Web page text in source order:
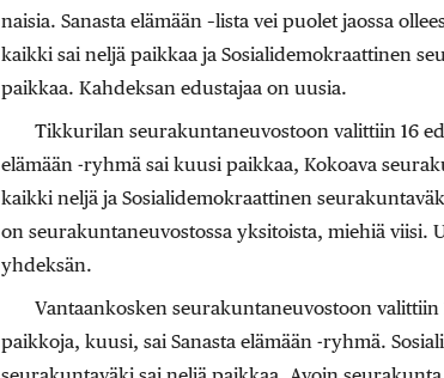
naisia. Sanasta elämään –lista vei puolet jaossa
kaikki sai neljä paikkaa ja Sosialidemokraattinen
paikkaa. Kahdeksan edustajaa on uusia.
Tikkurilan seurakuntaneuvostoon valittiin 16
elämään -ryhmä sai kuusi paikkaa, Kokoava
kaikki neljä ja Sosialidemokraattinen
on seurakuntaneuvostossa yksitoista, miehiä viisi.
yhdeksän.
Vantaankosken seurakuntaneuvostoon valittiin
paikkoja, kuusi, sai Sanasta elämään -ryhmä.